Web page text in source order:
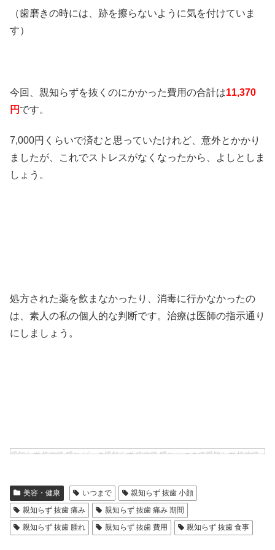
（歯磨きの時には、跡を擦らないように気を付けていま
す）
今回、親知らずを抜くのにかかった費用の合計は11,370
円 です。
7,000円くらいで済むと思っていたけれど、意外とかかり
ましたが、これでストレスがなくなったから、よしとしま
しょう。
処方された薬を飲まなかったり、消毒に行かなかったの
は、素人の私の個人的な判断です。治療は医師の指示通り
にしましょう。
親知らず 抜歯後 腫れ ピーク親知らず 抜歯後 腫れ いつまで親知らず 抜歯後
親知らず 抜歯後 腫れ 硬い親知らず 抜歯後 腫れ しこり
親知らず 抜歯 費用 口腔外科親知らず 抜歯 費用 4本親知らず 抜歯 費用 入院
親知らず 抜歯 費用 保険親知らず 抜歯 費用 大学病院親知らず 抜歯 費用 保険
なし親知らず 抜歯 費用 保険適用親知らず 抜歯 費用 全身麻酔親知らず 抜歯
美容・健康 いつまで
親知らず 抜歯 小顔
親知らず 抜歯 痛み
親知らず 抜歯 痛み 期間
親知らず 抜歯 腫れ
親知らず 抜歯 費用 親知らず 抜歯 食事